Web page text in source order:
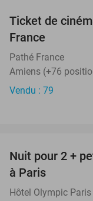
Ticket de
France
Pathé France
Amiens (+76
Vendu : 79
Nuit pour 2 +
à Paris
Hôtel Olympic